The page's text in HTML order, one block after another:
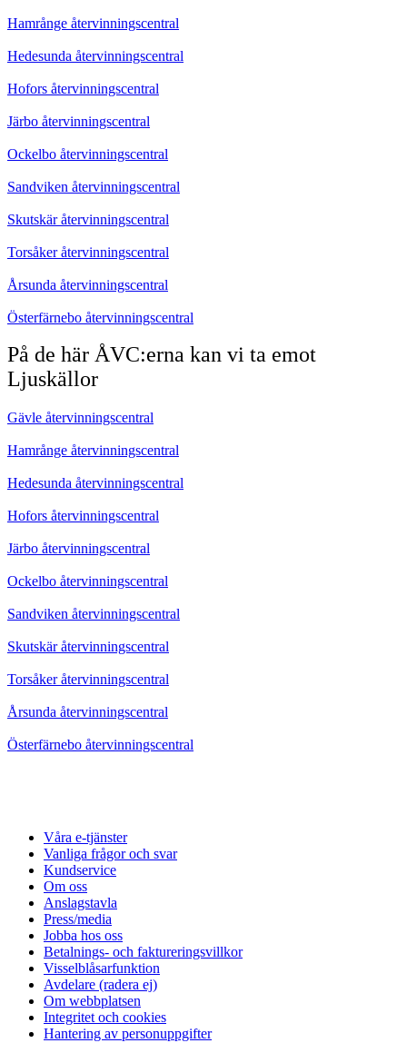
Hamrånge återvinningscentral
Hedesunda återvinningscentral
Hofors återvinningscentral
Järbo återvinningscentral
Ockelbo återvinningscentral
Sandviken återvinningscentral
Skutskär återvinningscentral
Torsåker återvinningscentral
Årsunda återvinningscentral
Österfärnebo återvinningscentral
På de här ÅVC:erna kan vi ta emot
Ljuskällor
Gävle återvinningscentral
Hamrånge återvinningscentral
Hedesunda återvinningscentral
Hofors återvinningscentral
Järbo återvinningscentral
Ockelbo återvinningscentral
Sandviken återvinningscentral
Skutskär återvinningscentral
Torsåker återvinningscentral
Årsunda återvinningscentral
Österfärnebo återvinningscentral
Våra e-tjänster
Vanliga frågor och svar
Kundservice
Om oss
Anslagstavla
Press/media
Jobba hos oss
Betalnings- och faktureringsvillkor
Visselblåsarfunktion
Avdelare (radera ej)
Om webbplatsen
Integritet och cookies
Hantering av personuppgifter